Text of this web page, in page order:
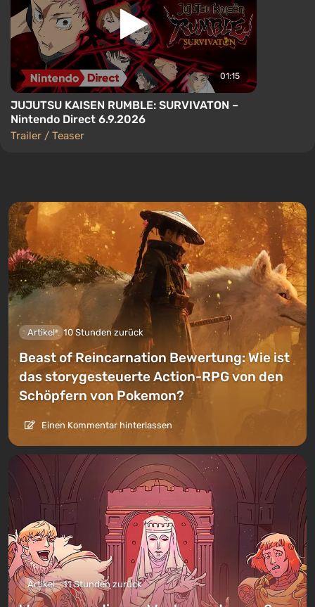
01:15
JUJUTSU KAISEN RUMBLE: SURVIVATON –
Nintendo Direct 6.9.2026
Trailer / Teaser
Artikel 10 Stunden zurück
Beast of Reincarnation Bewertung: Wie ist
das storygesteuerte Action-RPG von den
Schöpfern von Pokemon?
Einen Kommentar hinterlassen
Artikel 11 Stunden zurück